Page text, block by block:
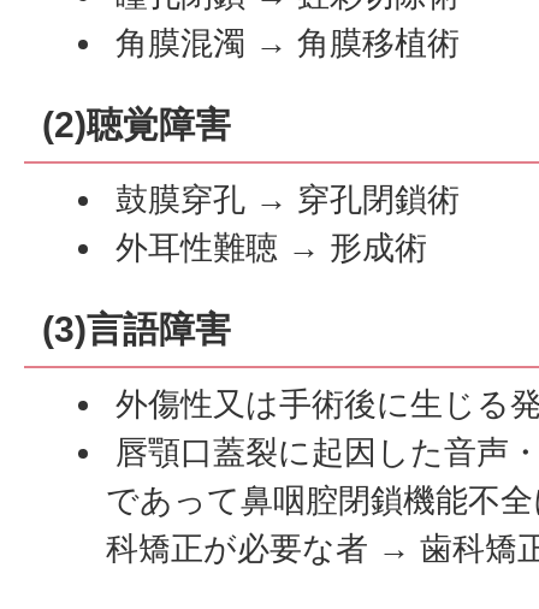
角膜混濁 → 角膜移植術
(2)聴覚障害
鼓膜穿孔 → 穿孔閉鎖術
外耳性難聴 → 形成術
(3)言語障害
外傷性又は手術後に生じる
唇顎口蓋裂に起因した音声
であって鼻咽腔閉鎖機能不
科矯正が必要な者 → 歯科矯